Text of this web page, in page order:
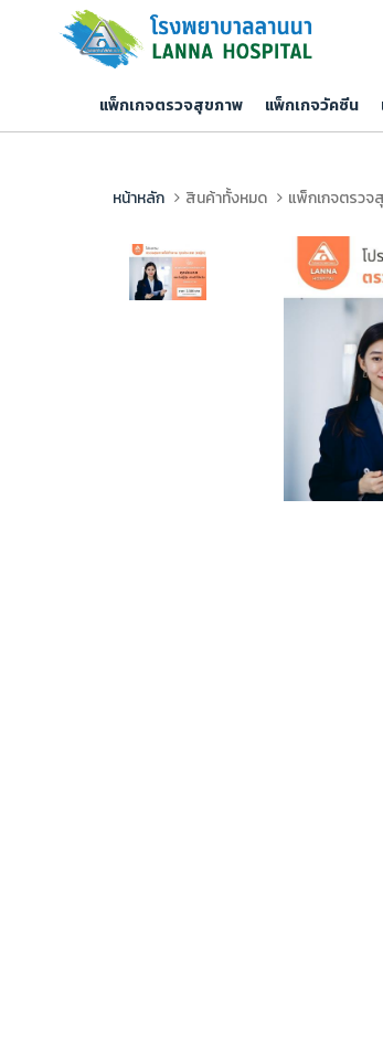
แพ็กเกจตรวจสุขภาพ แพ็กเกจวัคซีน
หน้าหลัก สินค้าทั้งหมด แพ็กเกจตรวจ